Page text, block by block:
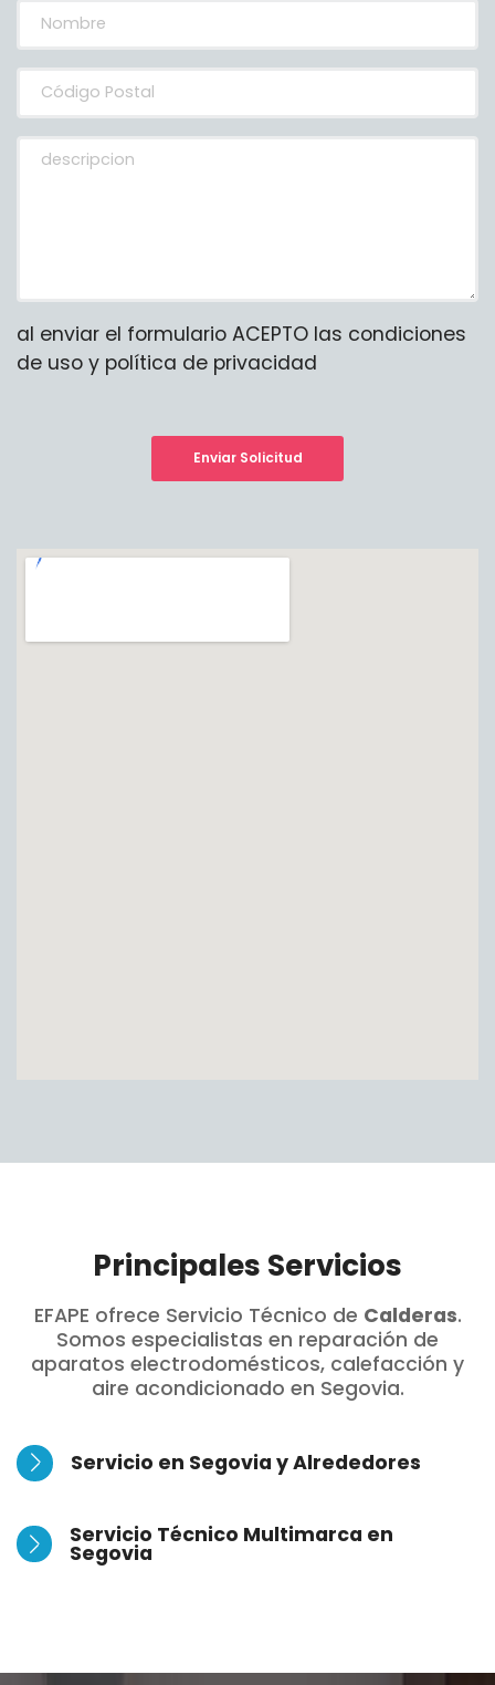
al enviar el formulario ACEPTO las condiciones
de uso y política de privacidad
Enviar Solicitud
Principales Servicios
EFAPE ofrece Servicio Técnico de Calderas.
Somos especialistas en reparación de
aparatos electrodomésticos, calefacción y
aire acondicionado en Segovia.
Servicio en Segovia y Alrededores
Servicio Técnico Multimarca en
Segovia